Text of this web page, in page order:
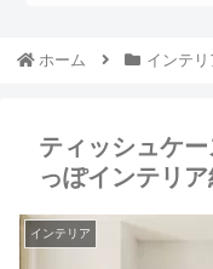
ホーム インテリ
ティッシュケ
っぽインテリ
インテリア